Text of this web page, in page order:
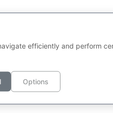
efficiently and perform
Options